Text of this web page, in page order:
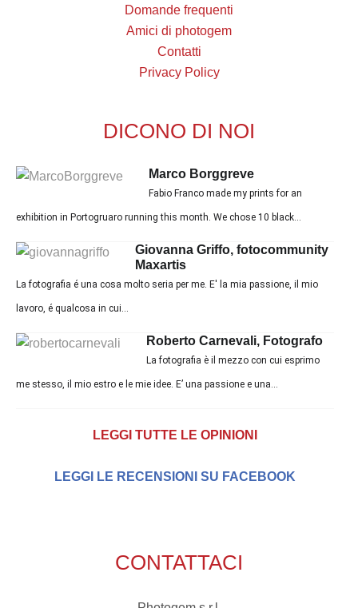
Domande frequenti
Amici di photogem
Contatti
Privacy Policy
DICONO DI NOI
Marco Borggreve
Fabio Franco made my prints for an
exhibition in Portogruaro running this month. We chose 10 black...
Giovanna Griffo, fotocommunity
Maxartis
La fotografia é una cosa molto seria per me. E' la mia passione, il mio
lavoro, é qualcosa in cui...
Roberto Carnevali, Fotografo
La fotografia è il mezzo con cui esprimo
me stesso, il mio estro e le mie idee. E’ una passione e una...
LEGGI TUTTE LE OPINIONI
LEGGI LE RECENSIONI SU FACEBOOK
CONTATTACI